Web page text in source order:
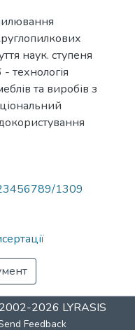
наук. ступеня
технологія
та виробів з
1309
2026 LYRASIS
Feedback